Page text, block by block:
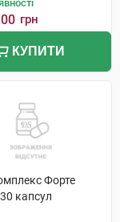
грн
КУПИТИ
Форте
капсул